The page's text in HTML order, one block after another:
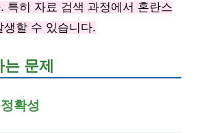
특히 자료 검색 과정에서 혼란스
생할 수 있습니다.
문제
확성